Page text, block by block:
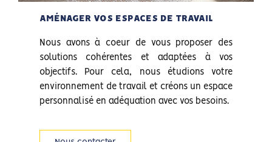
AMÉNAGER VOS ESPACES DE TRAVAIL
Nous avons à coeur de vous proposer des
solutions cohérentes et adaptées à vos
objectifs. Pour cela, nous étudions votre
environnement de travail et créons un espace
personnalisé en adéquation avec vos besoins.